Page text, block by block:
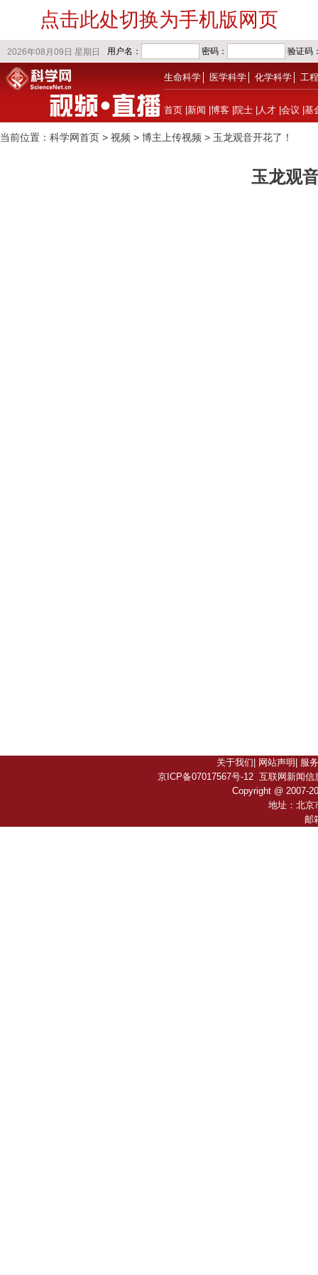
点击此处切换为手机版网页
生命科学 医学科学 化学科学 工
首页 新闻 博客 院士 人才 会议 基
当前位置： 科学网首页 > 视频 > 博主上传视频 > 玉龙观音开花了！
玉龙观
关于我们 网站声明
服
京ICP备07017567号-12互联网新闻信
Copyright @ 2007-
地址：北京
邮